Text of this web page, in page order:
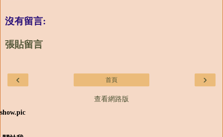
沒有留言:
張貼留言
‹ ›
首頁
查看網路版
show.pic